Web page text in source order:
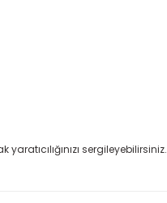
sergileyebilirsiniz.